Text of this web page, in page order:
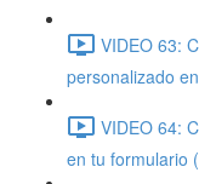
VIDEO 63:
personalizado
VIDEO 64:
en tu formulario